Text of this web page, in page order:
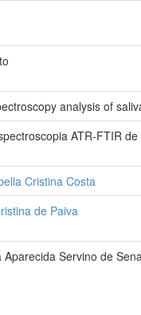
analysis of
ATR-FTIR
Cristina Costa
de Paiva
Aparecida Servino de Sena